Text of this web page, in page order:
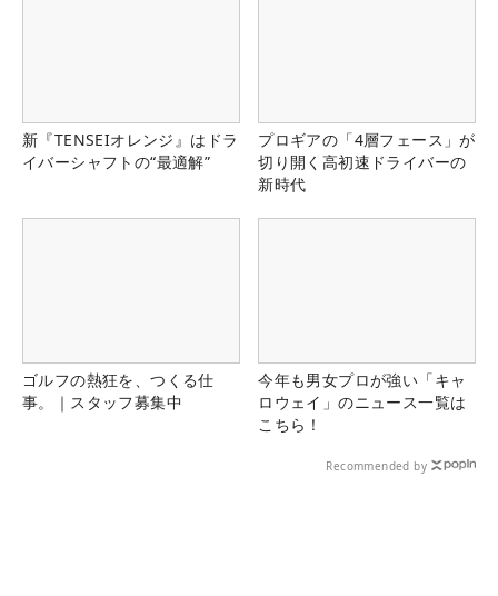
新『TENSEIオレンジ』はドラ
イバーシャフトの“最適解”
プロギアの「4層フェース」が
切り開く高初速ドライバーの
新時代
ゴルフの熱狂を、つくる仕
事。｜スタッフ募集中
今年も男女プロが強い「キャ
ロウェイ」のニュース一覧は
こちら！
Recommended by